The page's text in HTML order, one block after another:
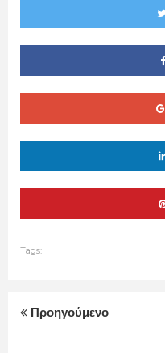
Tags:
Προηγούμενο